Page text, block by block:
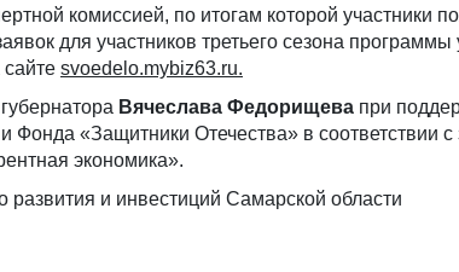
комиссией, по итогам которой участники
для участников третьего сезона программы
svoedelo.mybiz63.ru.
Вячеслава Федорищева при
Фонда «Защитники Отечества» в соответствии с
экономика».
развития и инвестиций Самарской области